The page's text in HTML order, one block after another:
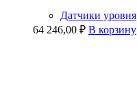
Датчики уровня
64 246,00 ₽ В корзину